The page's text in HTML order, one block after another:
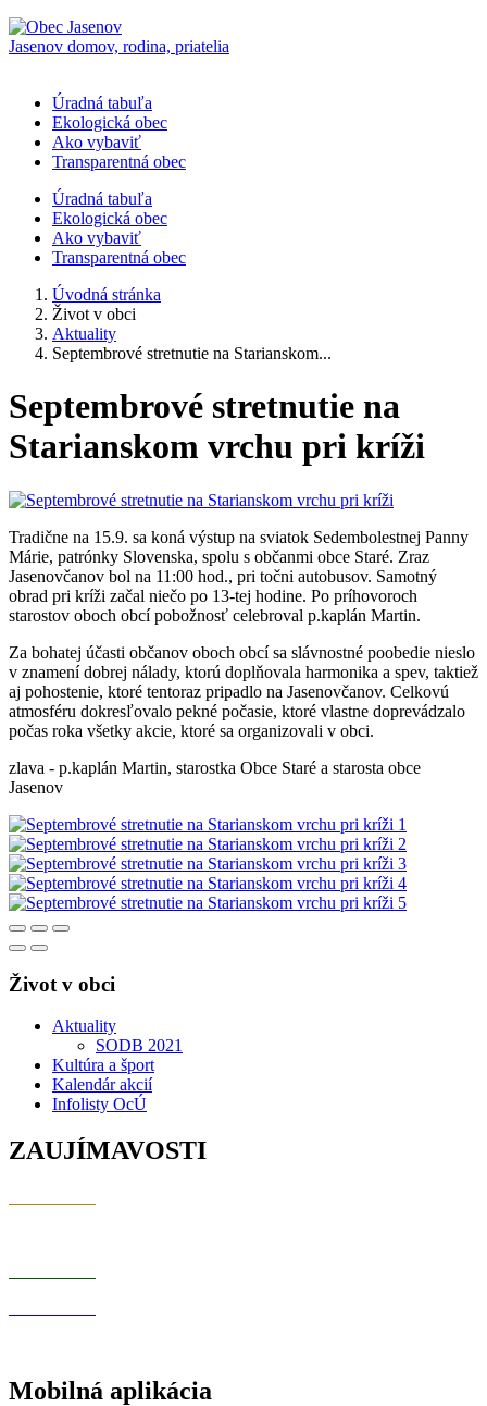
Jasenov domov, rodina, priatelia
Úradná tabuľa
Ekologická obec
Ako vybaviť
Transparentná obec
Úradná tabuľa
Ekologická obec
Ako vybaviť
Transparentná obec
Úvodná stránka
Život v obci
Aktuality
Septembrové stretnutie na Starianskom...
Septembrové stretnutie na
Starianskom vrchu pri kríži
Tradične na 15.9. sa koná výstup na sviatok Sedembolestnej Panny
Márie, patrónky Slovenska, spolu s občanmi obce Staré. Zraz
Jasenovčanov bol na 11:00 hod., pri točni autobusov. Samotný
obrad pri kríži začal niečo po 13-tej hodine. Po príhovoroch
starostov oboch obcí pobožnosť celebroval p.kaplán Martin.
Za bohatej účasti občanov oboch obcí sa slávnostné poobedie nieslo
v znamení dobrej nálady, ktorú doplňovala harmonika a spev, taktiež
aj pohostenie, ktoré tentoraz pripadlo na Jasenovčanov. Celkovú
atmosféru dokresľovalo pekné počasie, ktoré vlastne doprevádzalo
počas roka všetky akcie, ktoré sa organizovali v obci.
zlava - p.kaplán Martin, starostka Obce Staré a starosta obce
Jasenov
Život v obci
Aktuality
SODB 2021
Kultúra a šport
Kalendár akcií
Infolisty OcÚ
ZAUJÍMAVOSTI
Mobilná aplikácia